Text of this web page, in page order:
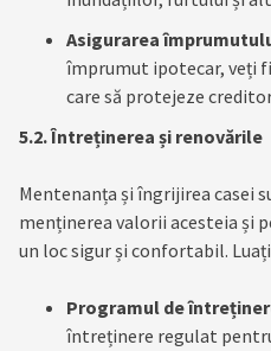
Asigurarea
împrumut ipotecar, veți
care să protejeze
5.2. Întreținerea și renovările
Mentenanța și îngrijirea casei
menținerea valorii acesteia și
un loc sigur și confortabil.
Programul de
întreținere regulat pentru